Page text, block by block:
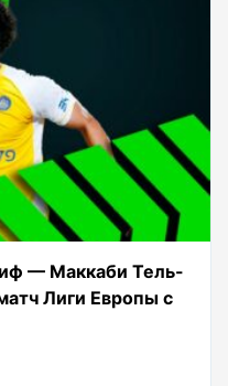
— Маккаби Тель-
Лиги Европы с